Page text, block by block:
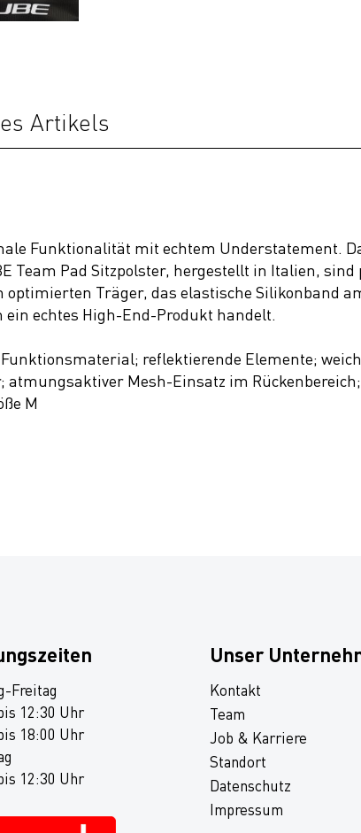
Artikels
Funktionalität mit echtem Understatement.
Team Pad Sitzpolster, hergestellt in Italien,
optimierten Träger, das elastische Silikonband
echtes High-End-Produkt handelt.
reflektierende Elemente;
Mesh-Einsatz im
M
Freitag
12:30 Uhr
18:00 Uhr
12:30 Uhr
Unser
Kontakt
Team
Job & Karriere
Standort
Datenschutz
Impressum